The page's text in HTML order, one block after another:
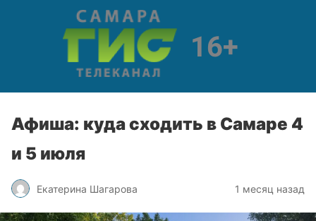
Афиша: куда сходить в Самаре 4
и 5 июля
Екатерина Шагарова 1 месяц назад